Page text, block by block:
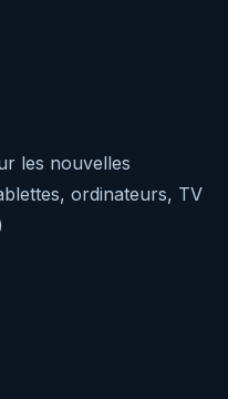
les nouvelles
ordinateurs, TV